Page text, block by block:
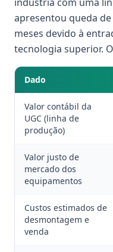
apresentou queda
meses devido à
tecnologia superior.
Dado
Valor contábil da
UGC (linha de
produção)
Valor justo de
mercado dos
equipamentos
Custos estimados de
desmontagem e
venda